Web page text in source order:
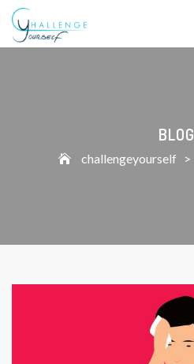
BLOG
challengeyourself >